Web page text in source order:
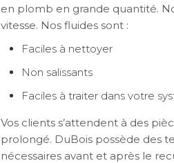
en plomb en grande quantité.
vitesse. Nos fluides sont :
Faciles à nettoyer
Non salissants
Faciles à traiter dans votre
Vos clients s’attendent à des
prolongé. DuBois possède des
nécessaires avant et après le